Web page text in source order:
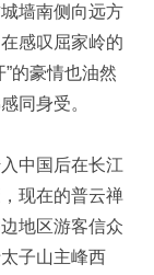
墙南侧向远方
感叹屈家岭的
的豪情也油然
同身受。
中国后在长江
现在的普云禅
地区游客信众
子山主峰西